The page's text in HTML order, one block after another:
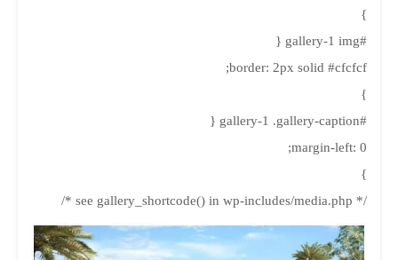
}
#gallery-1 img {
border: 2px solid #cfcfcf;
}
#gallery-1 .gallery-caption {
margin-left: 0;
}
/* see gallery_shortcode() in wp-includes/media.php */